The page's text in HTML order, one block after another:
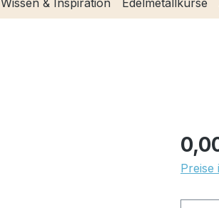
Preise